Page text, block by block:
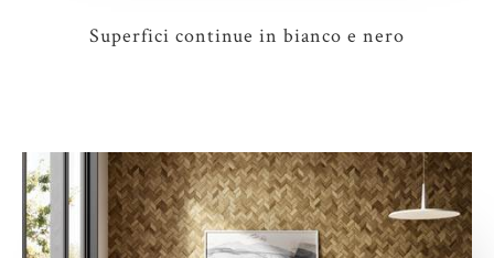
Superfici continue in bianco e nero